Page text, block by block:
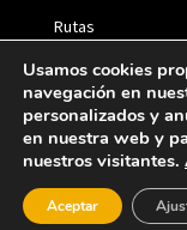
Rutas
Fiestas
2021 © València
Política de
Usamos cookies
navegación en
personalizados y
en nuestra web y
nuestros visitantes.
Aceptar